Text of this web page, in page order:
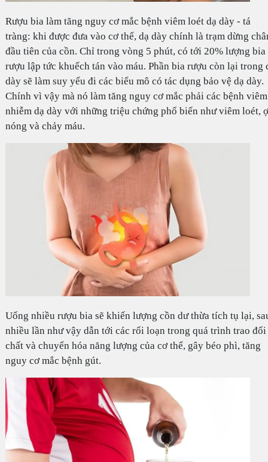
Rượu bia làm tăng nguy cơ mắc bệnh viêm loét dạ dày - tá
tràng: khi được đưa vào cơ thể, dạ dày chính là trạm dừng
đầu tiên của cồn. Chỉ trong vòng 5 phút, có tới 20% lượng bia
rượu lập tức khuếch tán vào máu. Phần bia rượu còn lại trong
dày sẽ làm suy yếu đi các biểu mô có tác dụng bảo vệ dạ dày.
Chính vì vậy mà nó làm tăng nguy cơ mắc phải các bệnh viêm
nhiễm dạ dày với những triệu chứng phổ biến như viêm loét, ợ
nóng và chảy máu.
Uống nhiều rượu bia sẽ khiến lượng cồn dư thừa tích tụ lại,
nhiều lần như vậy dẫn tới các rối loạn trong quá trình trao đổi
chất và chuyển hóa năng lượng của cơ thể, gây béo phì, tăng
nguy cơ mắc bệnh gút.